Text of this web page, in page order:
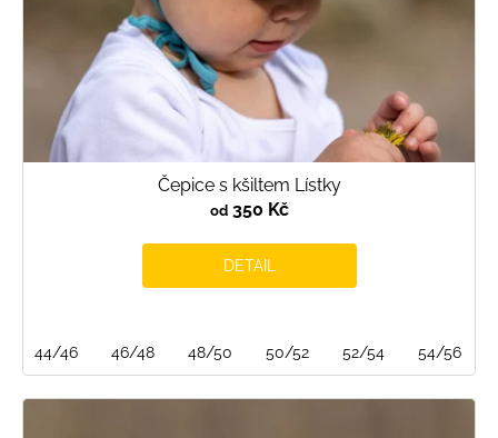
Čepice s kšiltem Lístky
od350 Kč
DETAIL
44/46 46/48 48/50 50/52 52/54 54/56